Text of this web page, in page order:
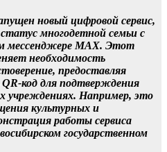
новый цифровой сервис,
многодетной семьи с
мессенджере MAX. Этот
необходимость
предоставляя
код для подтверждения
учреждениях. Например, это
культурных и
работы сервиса
государственном